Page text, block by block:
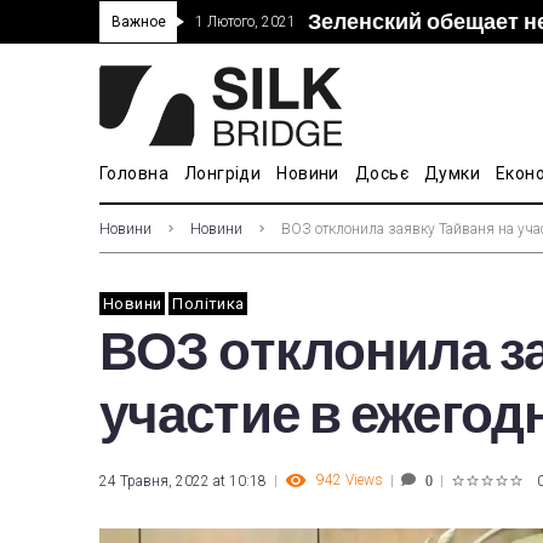
Важное 1 Лютого, 2021 Зеленский обещает
Прошло 5-тое
“Дочка” Beijing
В Украине ввели
Головна Лонгріди Новини Досьє Думки
Новини Новини ВОЗ отклонила заявку Тайваня на
Новини Політика
ВОЗ отклонила
участие в
24 Травня, 2022 at 10:18 942 Views 0